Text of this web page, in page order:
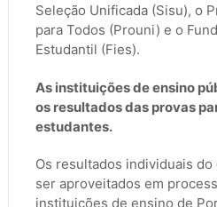
Seleção Unificada (Sisu), o
para Todos (Prouni) e o
Estudantil (Fies).
As instituições de ensino
os resultados das provas
estudantes.
Os resultados individuais
ser aproveitados em
instituições de ensino de